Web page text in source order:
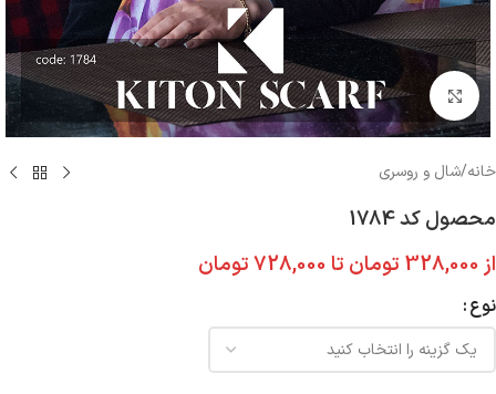
بزرگنمایی تصویر
خانه/شال و روسری
محصول کد 1784
از 328,000 تومان تا 728,000تومان
نوع